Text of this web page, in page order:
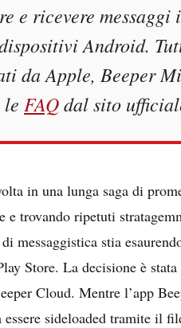
e ricevere messaggi
Android.
da Apple, Beeper
le FAQdal sito
in una lunga saga di
e trovando ripetuti
messaggistica stia
Store. La decisione è
Cloud. Mentre l’app
sideloaded tramite il